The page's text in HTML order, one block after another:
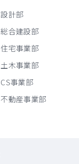
設計部
総合建設部
住宅事業部
土木事業部
CS事業部
不動産事業部